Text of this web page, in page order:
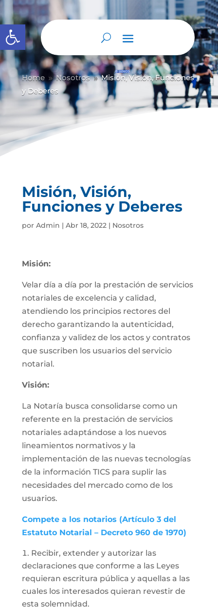
Abrir barra de herramientas
Home 9 Nosotros 9 Misión, Visión, Funciones
y Deberes
Misión, Visión,
Funciones y Deberes
por Admin | Abr 18, 2022| Nosotros
Misión:
Velar día a día por la prestación de servicios
notariales de excelencia y calidad,
atendiendo los principios rectores del
derecho garantizando la autenticidad,
confianza y validez de los actos y contratos
que suscriben los usuarios del servicio
notarial.
Visión:
La Notaría busca consolidarse como un
referente en la prestación de servicios
notariales adaptándose a los nuevos
lineamientos normativos y la
implementación de las nuevas tecnologías
de la información TICS para suplir las
necesidades del mercado como de los
usuarios.
Compete a los notarios (Artículo 3 del
Estatuto Notarial – Decreto 960 de 1970)
Recibir, extender y autorizar las
declaraciones que conforme a las Leyes
requieran escritura pública y aquellas a las
cuales los interesados quieran revestir de
esta solemnidad.